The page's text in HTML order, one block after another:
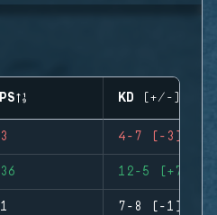
KD (+/-)
4-7 (-3)
12-5 (+7)
7-8 (-1)